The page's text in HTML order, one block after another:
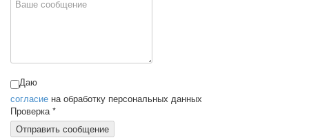
Даю
согласие на обработку персональных данных
Проверка*
Отправить сообщение